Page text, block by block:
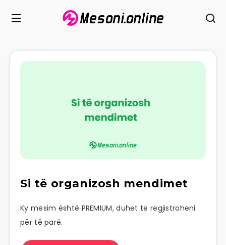
Si të organizosh mendimet
Ky mësim është PREMIUM, duhet të regjistroheni
për të parë.